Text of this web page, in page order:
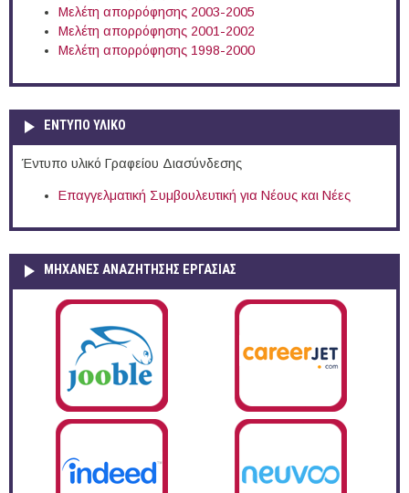
Μελέτη απορρόφησης 2003-2005
Μελέτη απορρόφησης 2001-2002
Μελέτη απορρόφησης 1998-2000
ΕΝΤΥΠΟ ΥΛΙΚΟ
Έντυπο υλικό Γραφείου Διασύνδεσης
Επαγγελματική Συμβουλευτική για Νέους και Νέες
ΜΗΧΑΝΕΣ ΑΝΑΖΗΤΗΣΗΣ ΕΡΓΑΣΙΑΣ